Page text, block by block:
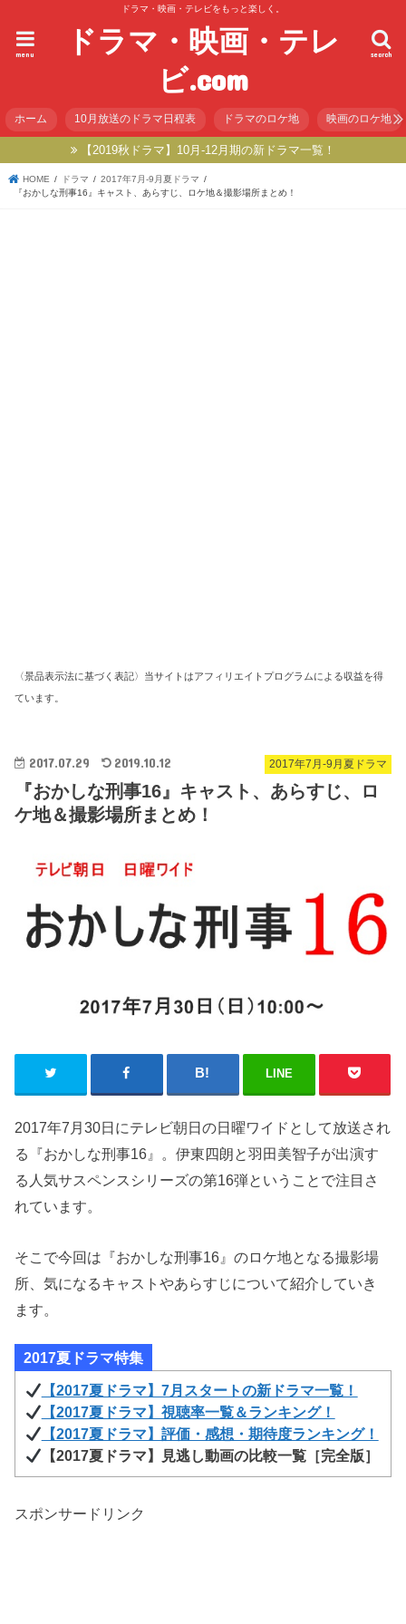
ドラマ・映画・テレビをもっと楽しく。
ドラマ・映画・テレ
ビ.com
search
menu
ホーム 10月放送のドラマ日程表 ドラマのロケ地 映画のロケ地
【2019秋ドラマ】10月-12月期の新ドラマ一覧！
HOME ドラマ
2017年7月-9月夏ドラマ
『おかしな刑事16』キャスト、あらすじ、ロケ地＆撮影場所まとめ！
〈景品表示法に基づく表記〉当サイトはアフィリエイトプログラムによる収益を得
ています。
2017年7月-9月夏ドラマ
2017.07.29 2019.10.12
『おかしな刑事16』キャスト、あらすじ、ロ
ケ地＆撮影場所まとめ！
LINE
2017年7月30日にテレビ朝日の日曜ワイドとして放送され
る『おかしな刑事16』。伊東四朗と羽田美智子が出演す
る人気サスペンスシリーズの第16弾ということで注目さ
れています。
そこで今回は『おかしな刑事16』のロケ地となる撮影場
所、気になるキャストやあらすじについて紹介していき
ます。
2017夏ドラマ特集
【2017夏ドラマ】7月スタートの新ドラマ一覧！
【2017夏ドラマ】視聴率一覧＆ランキング！
【2017夏ドラマ】評価・感想・期待度ランキング！
【2017夏ドラマ】見逃し動画の比較一覧［完全版］
スポンサードリンク